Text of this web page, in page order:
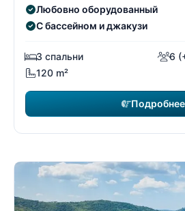
Любовно оборудованный
С бассейном и джакузи
3 спальни
6
120 m²
Подробнее